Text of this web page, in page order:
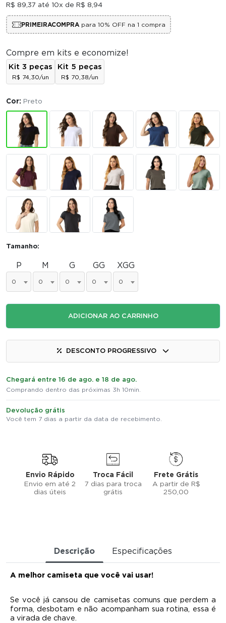
R$ 89,37 até 10x de R$ 8,94
PRIMEIRACOMPRApara 10% OFF na 1 compra
Compre em kits e economize!
Kit 3 peças
R$ 74,30/un
Kit 5 peças
R$ 70,38/un
Cor: Preto
Tamanho:
P
0
M
0
G
0
GG
0
XGG
0
ADICIONAR AO CARRINHO
DESCONTO PROGRESSIVO
Chegará entre 16 de ago. e 18 de ago.
Comprando dentro das próximas 3h 10min.
Devolução grátis
Você tem 7 dias a partir da data de recebimento.
Envio Rápido
Envio em até 2
dias úteis
Troca Fácil
7 dias para troca
grátis
Frete Grátis
A partir de R$
250,00
Descrição Especificações
A melhor camiseta que você vai usar!
Se você já cansou de camisetas comuns que perdem a
forma, desbotam e não acompanham sua rotina, essa é
a virada de chave.